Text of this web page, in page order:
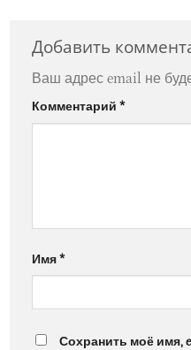
Добавить
Ваш адрес email не
Комментарий *
Имя*
Сохранить моё имя,